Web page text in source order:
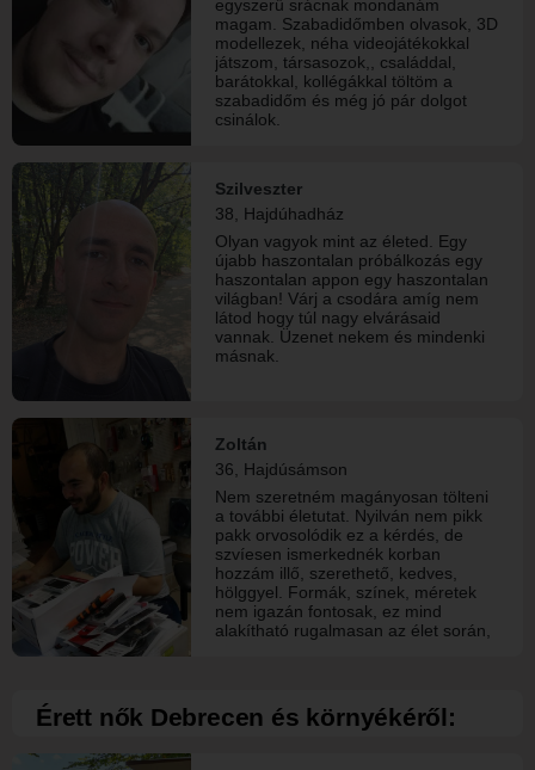
egyszerű srácnak mondanám
magam. Szabadidőmben olvasok, 3D
modellezek, néha videojátékokkal
játszom, társasozok,, családdal,
barátokkal, kollégákkal töltöm a
szabadidőm és még jó pár dolgot
csinálok.
Szilveszter
38, Hajdúhadház
Olyan vagyok mint az életed. Egy
újabb haszontalan próbálkozás egy
haszontalan appon egy haszontalan
világban! Várj a csodára amíg nem
látod hogy túl nagy elvárásaid
vannak. Üzenet nekem és mindenki
másnak.
Zoltán
36, Hajdúsámson
Nem szeretném magányosan tölteni
a további életutat. Nyilván nem pikk
pakk orvosolódik ez a kérdés, de
szvíesen ismerkednék korban
hozzám illő, szerethető, kedves,
hölggyel. Formák, színek, méretek
nem igazán fontosak, ez mind
alakítható rugalmasan az élet során,
hullámhosszon lennénk, többé
kevésbé hasonló érdeklődési körrel
Érett nők Debrecen és környékéről: